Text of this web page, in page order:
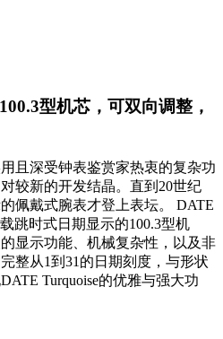
型机芯，可双向调整，
且深受钟表鉴赏家热衷的复杂功
较新的开发结晶。直到20世纪
佩戴式腕表才登上表坛。 DATE
跳时式日期显示的100.3型机
显示功能、机械复杂性，以及非
整从1到31的日期刻度，与形状
Turquoise的优雅与强大功